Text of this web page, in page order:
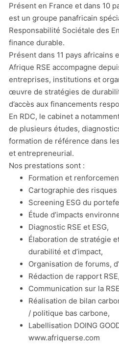
Présent en France et dans 10
est un groupe panafricain
Responsabilité Sociétale des
finance durable.
Présent dans 11 pays africains
Afrique RSE accompagne
entreprises, institutions et
œuvre de stratégies de
d’accès aux financements
En RDC, le cabinet a
de plusieurs études,
formation de référence dans
et entrepreneurial.
Nos prestations sont :
Formation et
Cartographie des risques
Screening ESG du
Étude d’impacts
Diagnostic RSE et ESG,
Élaboration de stratégie
durabilité et d’impact,
Organisation de forums,
Rédaction de rapport
Communication sur la
Réalisation de bilan
/ politique bas carbone,
Labellisation DOING
www.afriquerse.com